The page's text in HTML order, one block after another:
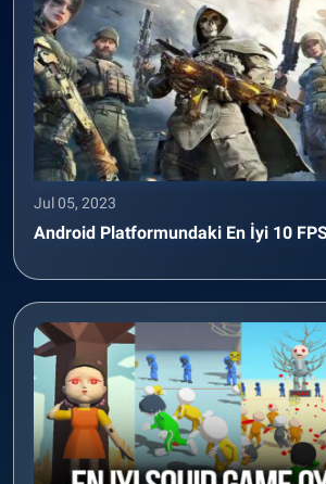
Jul 05, 2023
Android Platformundaki En İyi 10